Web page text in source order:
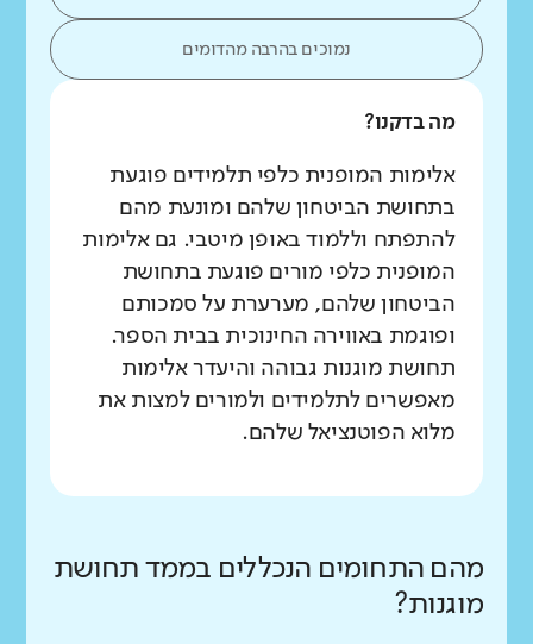
נמוכים בהרבה מהדומים
מה בדקנו?
אלימות המופנית כלפי תלמידים פוגעת
בתחושת הביטחון שלהם ומונעת מהם
להתפתח וללמוד באופן מיטבי. גם אלימות
המופנית כלפי מורים פוגעת בתחושת
הביטחון שלהם, מערערת על סמכותם
ופוגמת באווירה החינוכית בבית הספר.
תחושת מוגנות גבוהה והיעדר אלימות
מאפשרים לתלמידים ולמורים למצות את
מלוא הפוטנציאל שלהם.
מהם התחומים הנכללים בממד תחושת
מוגנות?